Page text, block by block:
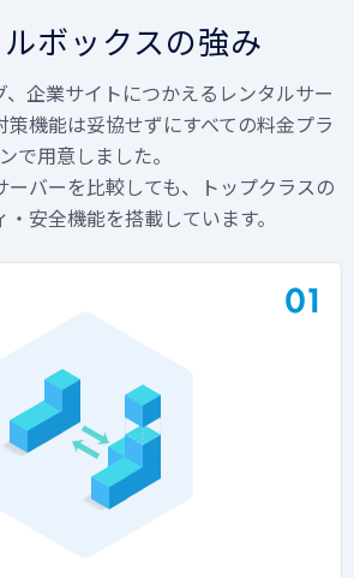
ボックスの強み
企業サイトにつかえるレンタルサー
策機能は妥協せずにすべての料金プラ
ンで用意しました。
ーバーを比較しても、トップクラスの
安全機能を搭載しています。